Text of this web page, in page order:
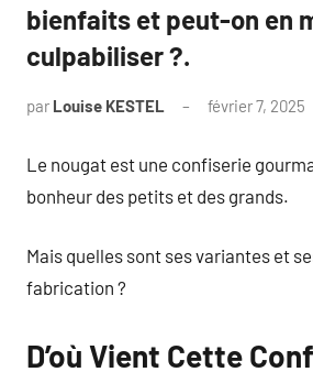
bienfaits et peut-on en
culpabiliser ?.
par Louise KESTEL février 7, 2025
Le nougat est une confiserie
bonheur des petits et des grands.
Mais quelles sont ses variantes et
fabrication ?
D’où Vient Cette